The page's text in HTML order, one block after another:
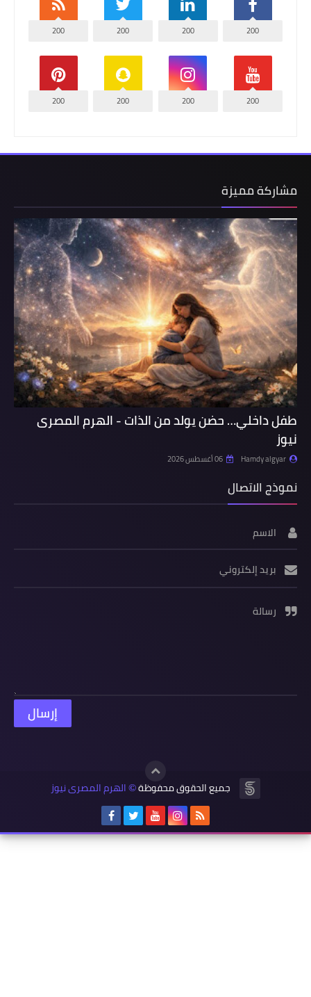
200
200
200
200
200
200
200
200
مشاركة مميزة
طفل داخلي… حضن يولد من الذات - الهرم المصرى
نيوز
Hamdy algyar 06 أغسطس 2026
نموذج الاتصال
الاسم
بريد إلكتروني
رسالة
جميع الحقوق محفوظة© الهرم المصرى نيوز